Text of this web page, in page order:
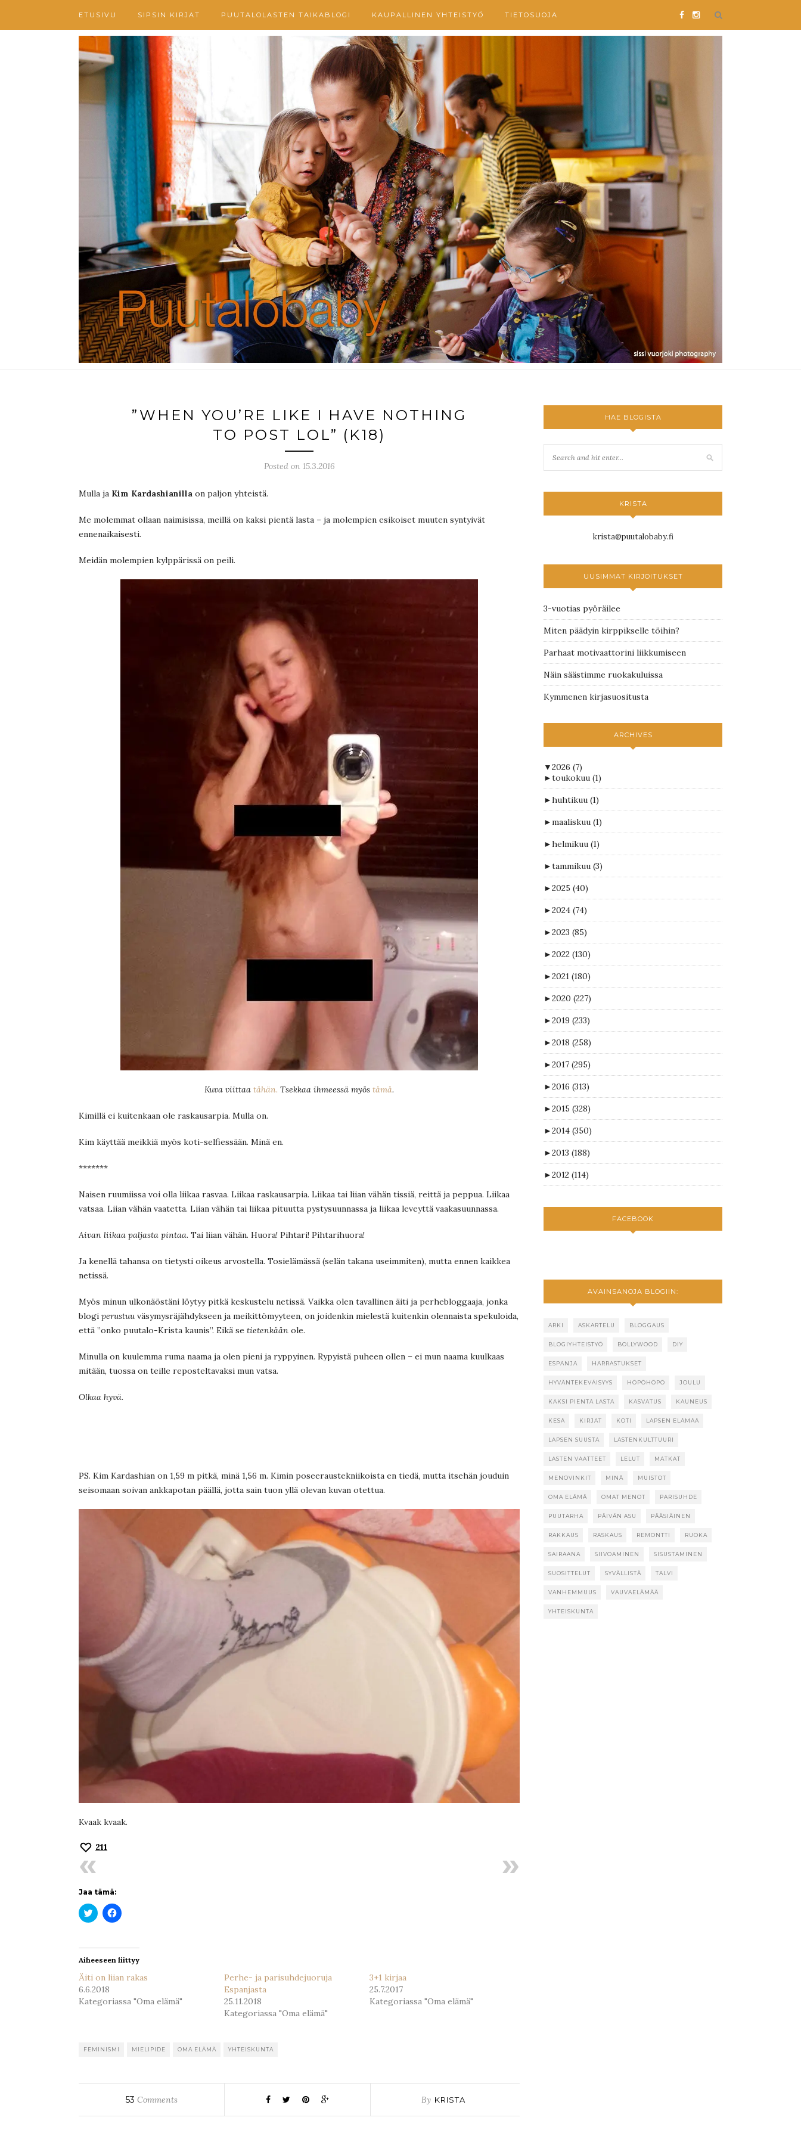
ETUSIVU SIPSIN KIRJAT PUUTALOLASTEN TAIKABLOGI KAUPALLINEN YHTEISTYÖ TIETOSUOJA
”WHEN YOU’RE LIKE I HAVE NOTHING
TO POST LOL” (K18)
Posted on 15.3.2016
Mulla ja Kim Kardashianilla on paljon yhteistä.
Me molemmat ollaan naimisissa, meillä on kaksi pientä lasta – ja molempien esikoiset muuten syntyivät
ennenaikaisesti.
Meidän molempien kylppärissä on peili.
Kuva viittaa tähän. Tsekkaa ihmeessä myös tämä.
Kimillä ei kuitenkaan ole raskausarpia. Mulla on.
Kim käyttää meikkiä myös koti-selfiessään. Minä en.
*******
Naisen ruumiissa voi olla liikaa rasvaa. Liikaa raskausarpia. Liikaa tai liian vähän tissiä, reittä ja peppua. Liikaa
vatsaa. Liian vähän vaatetta. Liian vähän tai liikaa pituutta pystysuunnassa ja liikaa leveyttä vaakasuunnassa.
Aivan liikaa paljasta pintaa. Tai liian vähän. Huora! Pihtari! Pihtarihuora!
Ja kenellä tahansa on tietysti oikeus arvostella. Tosielämässä (selän takana useimmiten), mutta ennen kaikkea
netissä.
Myös minun ulkonäöstäni löytyy pitkä keskustelu netissä. Vaikka olen tavallinen äiti ja perhebloggaaja, jonka
blogi perustuu väsymysräjähdykseen ja meikittömyyteen, on joidenkin mielestä kuitenkin olennaista spekuloida,
että ”onko puutalo-Krista kaunis”. Eikä se tietenkään ole.
Minulla on kuulemma ruma naama ja olen pieni ja ryppyinen. Rypyistä puheen ollen – ei mun naama kuulkaas
mitään, tuossa on teille reposteltavaksi mun vatsa.
Olkaa hyvä.
PS. Kim Kardashian on 1,59 m pitkä, minä 1,56 m. Kimin poseeraustekniikoista en tiedä, mutta itsehän jouduin
seisomaan soivan ankkapotan päällä, jotta sain tuon yllä olevan kuvan otettua.
Kvaak kvaak.
211
Jaa tämä:
Jaa
Twitterissä(Avautuu
Jaa
Facebookissa(Avautuu
Aiheeseen liittyy
Äiti on liian rakas
6.6.2018
Kategoriassa "Oma elämä"
Perhe- ja parisuhdejuoruja
Espanjasta
25.11.2018
Kategoriassa "Oma elämä"
3+1 kirjaa
25.7.2017
Kategoriassa "Oma elämä"
FEMINISMI MIELIPIDE OMA ELÄMÄ YHTEISKUNTA
53 Comments By KRISTA
HAE BLOGISTA
KRISTA
krista@puutalobaby.fi
UUSIMMAT KIRJOITUKSET
3-vuotias pyöräilee
Miten päädyin kirppikselle töihin?
Parhaat motivaattorini liikkumiseen
Näin säästimme ruokakuluissa
Kymmenen kirjasuositusta
ARCHIVES
▼2026 (7)
►toukokuu (1)
►huhtikuu (1)
►maaliskuu (1)
►helmikuu (1)
►tammikuu (3)
►2025 (40)
►2024 (74)
►2023 (85)
►2022 (130)
►2021 (180)
►2020 (227)
►2019 (233)
►2018 (258)
►2017 (295)
►2016 (313)
►2015 (328)
►2014 (350)
►2013 (188)
►2012 (114)
FACEBOOK
AVAINSANOJA BLOGIIN:
ARKI ASKARTELU BLOGGAUS
BLOGIYHTEISTYÖ BOLLYWOOD DIY
ESPANJA HARRASTUKSET
HYVÄNTEKEVÄISYYS HÖPÖHÖPÖ JOULU
KAKSI PIENTÄ LASTA KASVATUS KAUNEUS
KESÄ KIRJAT KOTI LAPSEN ELÄMÄÄ
LAPSEN SUUSTA LASTENKULTTUURI
LASTEN VAATTEET LELUT MATKAT
MENOVINKIT MINÄ MUISTOT
OMA ELÄMÄ OMAT MENOT PARISUHDE
PUUTARHA PÄIVÄN ASU PÄÄSIÄINEN
RAKKAUS RASKAUS REMONTTI RUOKA
SAIRAANA SIIVOAMINEN SISUSTAMINEN
SUOSITTELUT SYVÄLLISTÄ TALVI
VANHEMMUUS VAUVAELÄMÄÄ
YHTEISKUNTA